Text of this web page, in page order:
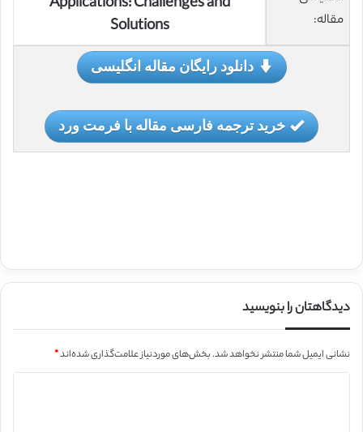
مقاله:
Solutions
دانلود رایگان مقاله انگلیسی
خرید ترجمه فارسی مقاله با فرمت ورد
دیدگاهتان را بنویسید
نشانی ایمیل شما منتشر نخواهد شد.بخش‌های موردنیاز علامت‌گذاری شده‌اند*